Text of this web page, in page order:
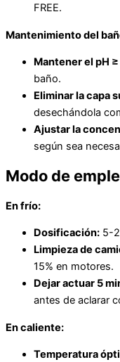
FREE.
Mantenimiento del
Mantener el pH ≥
baño.
Eliminar la capa
desechándola
Ajustar la
según sea
Modo de
En frío:
Dosificación: 5-
Limpieza de
15% en motores.
Dejar actuar 5
antes de aclarar
En caliente:
Temperatura